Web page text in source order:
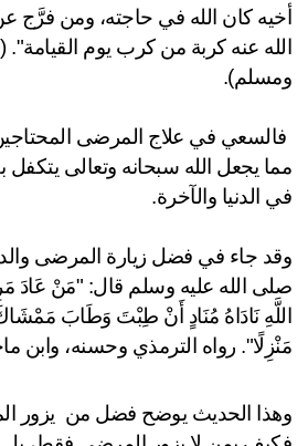
الدنيا والآخرة.
رواه الترمذي وحسنه، وابن